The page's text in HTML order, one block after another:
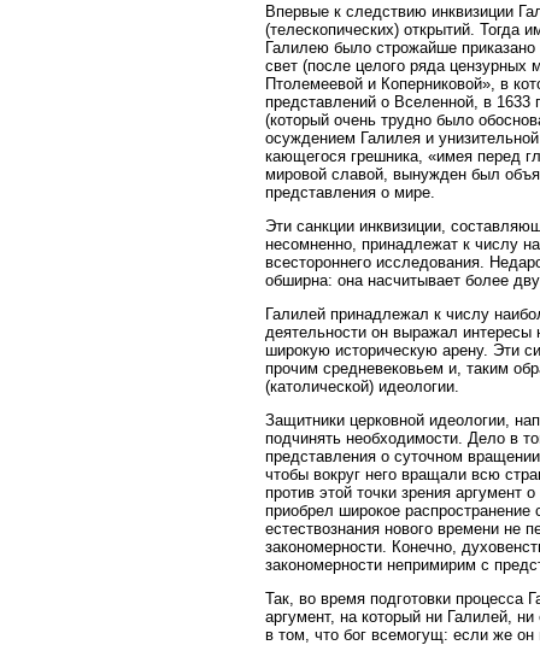
Впервые к следствию инквизиции
(телескопических) открытий. Тогда
Галилею было строжайше приказано
свет (после целого ряда
Птолемеевой и Коперниковой», в
представлений о Вселенной, в 1633
(который очень трудно было
осуждением Галилея и
кающегося грешника, «имея перед
мировой славой, вынужден был
представления о мире.
Эти санкции инквизиции,
несомненно, принадлежат к числу
всестороннего исследования.
обширна: она насчитывает более
Галилей принадлежал к числу
деятельности он выражал
широкую историческую арену. Эти
прочим средневековьем и, таким
(католической) идеологии.
Защитники церковной идеологии,
подчинять необходимости. Дело в
представления о суточном
чтобы вокруг него вращали всю
против этой точки зрения аргумент
приобрел широкое распространение
естествознания нового времени не
закономерности. Конечно,
закономерности непримирим с
Так, во время подготовки процесса
аргумент, на который ни Галилей,
в том, что бог всемогущ: если же